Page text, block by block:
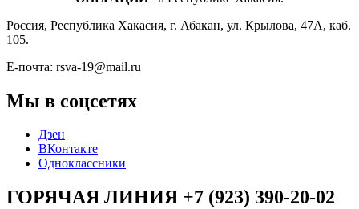
Россия, Республика Хакасия, г. Абакан, ул. Крылова, 47А, каб.
105.
Е-почта: rsva-19@mail.ru
Мы в соцсетях
Дзен
ВКонтакте
Одноклассники
ГОРЯЧАЯ ЛИНИЯ +7 (923) 390-20-02